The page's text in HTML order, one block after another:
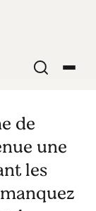
de
une
les